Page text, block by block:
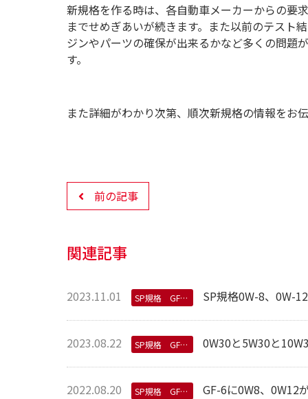
新規格を作る時は、各自動車メーカーからの要
までせめぎあいが続きます。また以前のテスト
ジンやパーツの確保が出来るかなど多くの問題
す。
また詳細がわかり次第、順次新規格の情報をお
前の記事
関連記事
2023.11.01 SP規格 GF-6規格 SP規格0W-8、0W-
2023.08.22 SP規格 GF-6規格 0W30と5W30と
2022.08.20 SP規格 GF-6規格 GF-6に0W8、